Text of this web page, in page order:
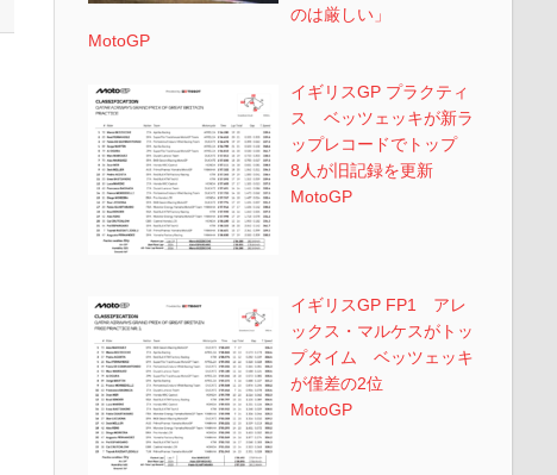
のは厳しい」
MotoGP
イギリスGP プラクティ
ス ベッツェッキが新ラ
ップレコードでトップ
8人が旧記録を更新
MotoGP
イギリスGP FP1 アレ
ックス・マルケスがトッ
プタイム ベッツェッキ
が僅差の2位
MotoGP